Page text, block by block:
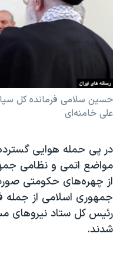
فرهنگ و زندگی
حقوق شهروندی
اسرائیل در جنگ
گالری عکس
مستندها
انتخابات ریاست جمهوری آمریکا
ورزش زنان در ایران
اعتراضات زن، زندگی، آزادی
تریبونال مردمی آبان ۹۸
دادگاه حمید نوری
چهل سال گروگان‌گیری
قانون شفافیت دارائی کادر
دنبال کنید
زبانهای مختلف
حسین سلامی فرمانده کل سپاه
علی خامنه‌ای
در پی حمله هوایی
مواضع اتمی و نظامی
از چهره‌های حکومتی
جمهوری اسلامی از جمله
رئیس کل ستاد نیروهای
شدند.